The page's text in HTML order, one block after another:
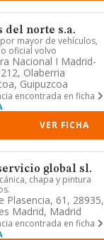
del norte s.a.
mayor de vehículos,
oficial volvo
Nacional I Madrid-
Olaberria
Guipuzcoa
encontrada en ficha
VER FICHA
global sl.
chapa y pintura
Plasencia, 61, 28935,
Madrid, Madrid
encontrada en ficha